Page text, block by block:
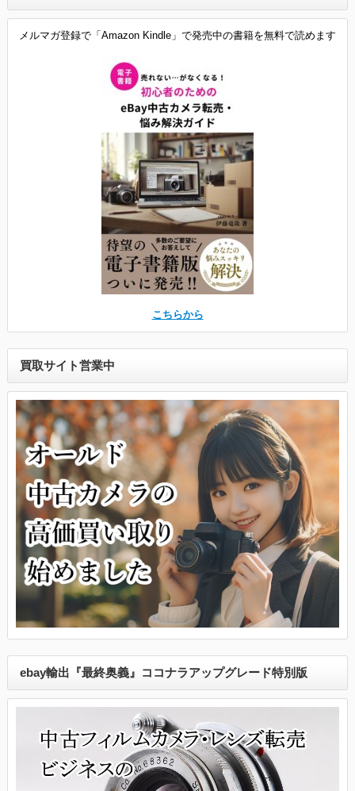
メルマガ登録で「Amazon Kindle」で発売中の書籍を無料で読めます
こちらから
買取サイト営業中
ebay輸出『最終奥義』ココナラアップグレード特別版